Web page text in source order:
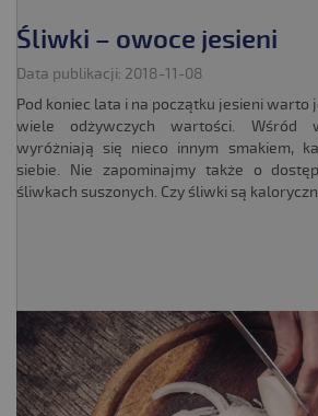
Śliwki – owoce jesieni
Data publikacji: 2018-11-08
Pod koniec lata i na początku jesieni
wiele odżywczych wartości. Wśród
wyróżniają się nieco innym smakiem,
siebie. Nie zapominajmy także o
śliwkach suszonych. Czy śliwki są